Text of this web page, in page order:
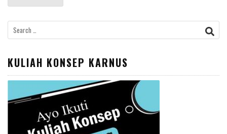
Search
for:
KULIAH KONSEP KARNUS